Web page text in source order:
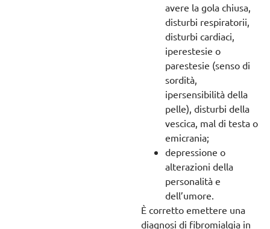
avere la gola chiusa,
disturbi respiratorii,
disturbi cardiaci,
iperestesie o
parestesie (senso di
sordità,
ipersensibilità della
pelle), disturbi della
vescica, mal di testa o
emicrania;
depressione o
alterazioni della
personalità e
dell’umore.
È corretto emettere una
diagnosi di fibromialgia in